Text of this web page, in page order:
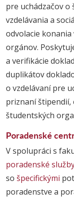
pre uchádzačov
vzdelávania a
odvolacie
orgánov.
a verifikácie
duplikátov
o vzdelávaní pre
priznaní
študentských
Poradenské
V spolupráci s
poradenské
so špecifickými
poradenstve a